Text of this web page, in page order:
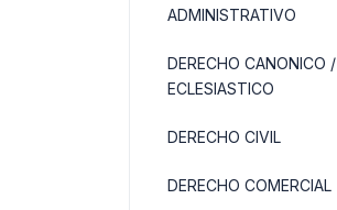
ADMINISTRATIVO
DERECHO CANONICO /
ECLESIASTICO
DERECHO CIVIL
DERECHO COMERCIAL